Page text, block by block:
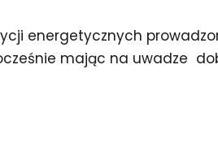
energetycznych
mając na uwadze